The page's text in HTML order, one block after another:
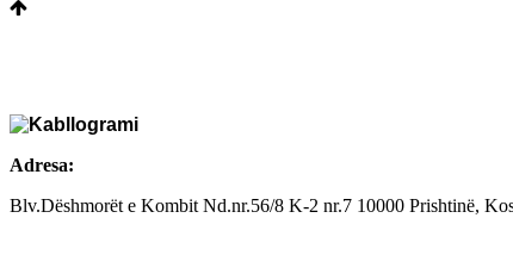
Adresa:
Blv.Dëshmorët e Kombit Nd.nr.56/8 K-2 nr.7 10000 Prishtinë,